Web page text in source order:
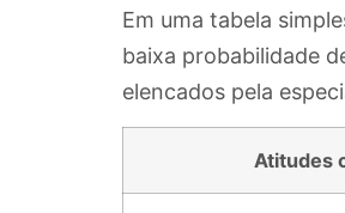
Em uma tabela
baixa probabilidade
elencados pela
Atitudes